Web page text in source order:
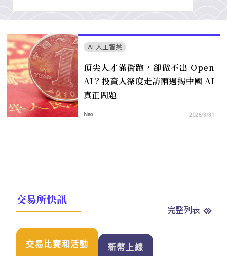
AI 人工智慧
頂尖人才滿街跑，卻做不出 Open
AI？投資人深度走訪兩週揭中國 AI
真正問題
Neo 2026/3/31
交易所快訊
完整列表
交易比賽和活動 新幣上線